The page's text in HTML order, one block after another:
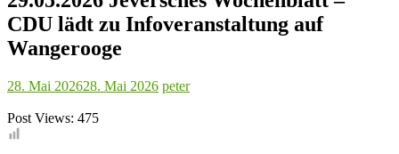
CDU lädt zu Infoveranstaltung auf
Wangerooge
28. Mai 202628. Mai 2026 peter
Post Views: 475